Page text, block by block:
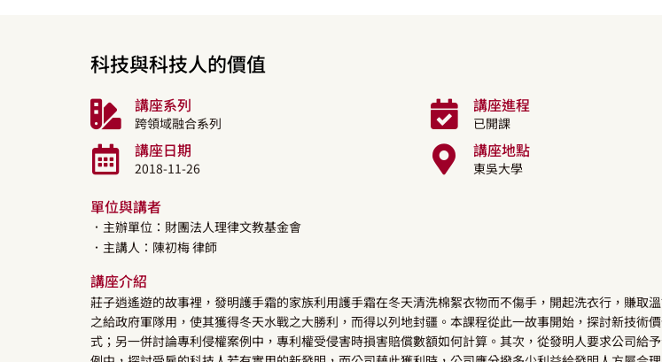
科技與科技人的價值
講座系列
跨領域融合系列
講座進程
已開課
講座日期
2018-11-26
講座地點
東吳大學
單位與講者
．主辦單位：財團法人理律文教基金會
．主講人： 陳初梅律師
講座介紹
莊子逍遙遊的故事裡，發明護手霜的家族利用護手霜在冬天清洗棉絮衣物而不傷手，開起洗衣行，賺取
之給政府軍隊用，使其獲得冬天水戰之大勝利，而得以列地封疆。本課程從此一故事開始，探討新技術
式；另一併討論專利侵權案例中，專利權受侵害時損害賠償數額如何計算。其次，從發明人要求公司給